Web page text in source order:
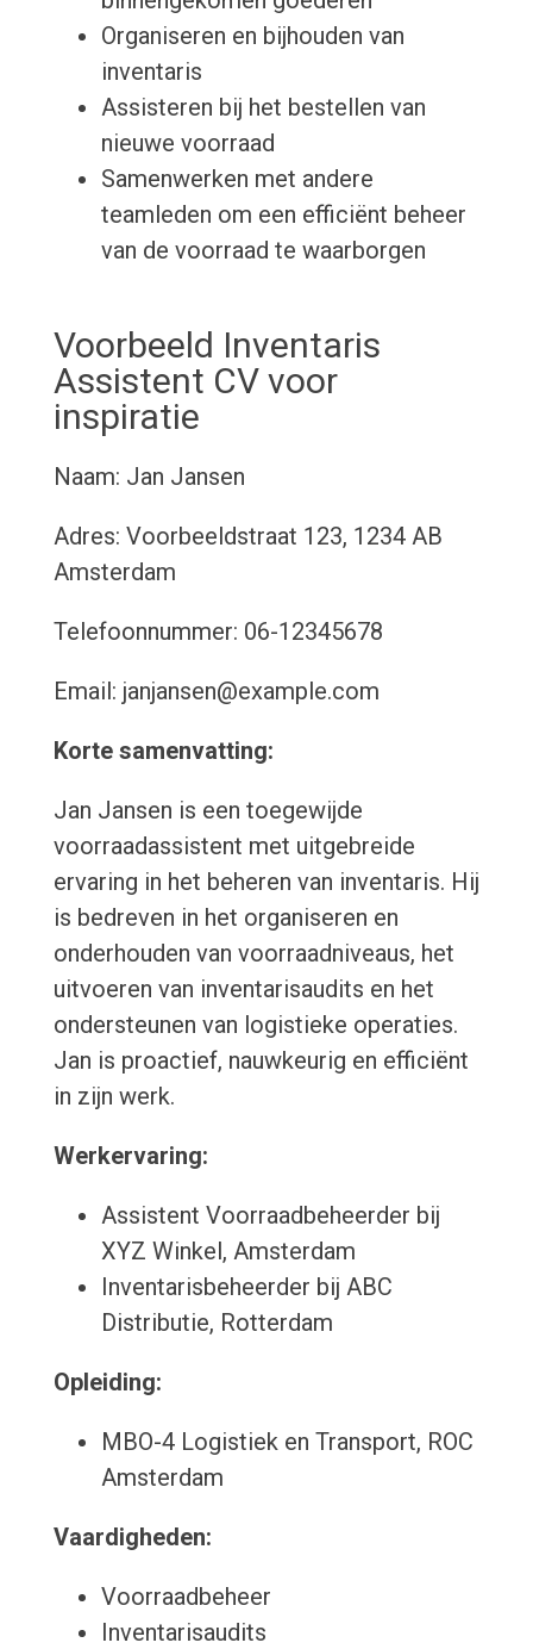
Organiseren en bijhouden van
inventaris
Assisteren bij het bestellen van
nieuwe voorraad
Samenwerken met andere
teamleden om een efficiënt beheer
van de voorraad te waarborgen
Voorbeeld Inventaris
Assistent CV voor
inspiratie
Naam: Jan Jansen
Adres: Voorbeeldstraat 123, 1234 AB
Amsterdam
Telefoonnummer: 06-12345678
Email: janjansen@example.com
Korte samenvatting:
Jan Jansen is een toegewijde
voorraadassistent met uitgebreide
ervaring in het beheren van inventaris. Hij
is bedreven in het organiseren en
onderhouden van voorraadniveaus, het
uitvoeren van inventarisaudits en het
ondersteunen van logistieke operaties.
Jan is proactief, nauwkeurig en efficiënt
in zijn werk.
Werkervaring:
Assistent Voorraadbeheerder bij
XYZ Winkel, Amsterdam
Inventarisbeheerder bij ABC
Distributie, Rotterdam
Opleiding:
MBO-4 Logistiek en Transport, ROC
Amsterdam
Vaardigheden:
Voorraadbeheer
Inventarisaudits